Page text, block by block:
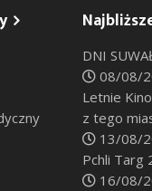
DNI
08/08/
Letnie
z tego
13/08/
Pchli Targ
16/08/